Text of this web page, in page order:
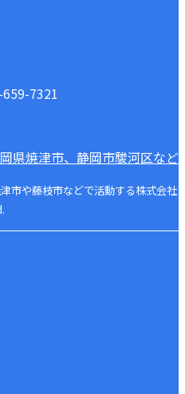
7321
県焼津市、静岡市駿河区な
市や藤枝市などで活動する株式会社